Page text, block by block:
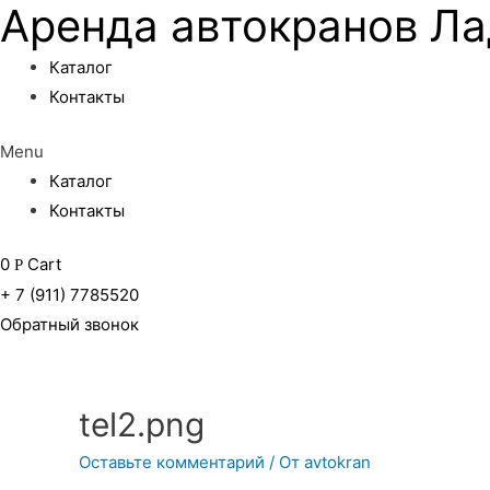
Аренда автокранов
Каталог
Контакты
Menu
Каталог
Контакты
0 Р Cart
+ 7 (911) 7785520
Обратный звонок
tel2.png
Оставьте комментарий / От avtokran